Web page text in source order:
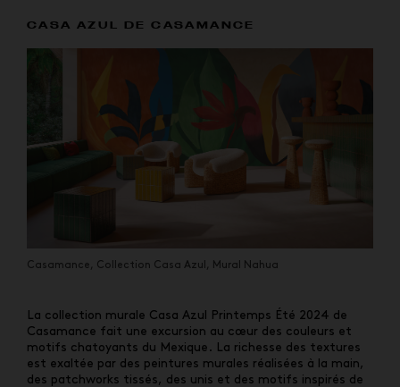
CASA AZUL DE CASAMANCE
Casamance, Collection Casa Azul, Mural Nahua
La collection murale Casa Azul Printemps Été 2024 de
Casamance fait une excursion au cœur des couleurs et
motifs chatoyants du Mexique. La richesse des textures
est exaltée par des peintures murales réalisées à la main,
des patchworks tissés, des unis et des motifs inspirés de